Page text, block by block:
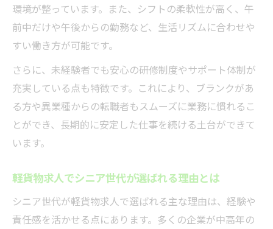
環境が整っています。また、シフトの柔軟性が高く、午
前中だけや午後からの勤務など、生活リズムに合わせや
すい働き方が可能です。
さらに、未経験者でも安心の研修制度やサポート体制が
充実している点も特徴です。これにより、ブランクがあ
る方や異業種からの転職者もスムーズに業務に慣れるこ
とができ、長期的に安定した仕事を続ける土台ができて
います。
軽貨物求人でシニア世代が選ばれる理由とは
シニア世代が軽貨物求人で選ばれる主な理由は、経験や
責任感を活かせる点にあります。多くの企業が中高年の